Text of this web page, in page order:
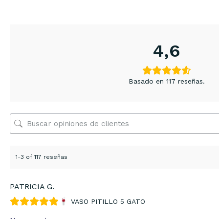
4,6
Basado en 117 reseñas.
1-3 of 117 reseñas
PATRICIA G.
VASO PITILLO 5 GATO